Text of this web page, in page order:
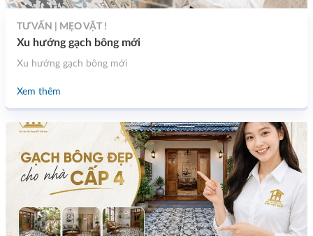
TƯ VẤN | MẸO VẶT !
Xu hướng gạch bông mới
Xu hướng gạch bông mới
Xem thêm